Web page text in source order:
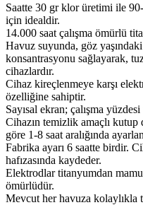
Saatte 30 gr klor üretimi ile
için idealdir.
14.000 saat çalışma ömürlü
Havuz suyunda, göz
konsantrasyonu sağlayarak,
cihazlardır.
Cihaz kireçlenmeye karşı
özelliğine sahiptir.
Sayısal ekran; çalışma
Cihazın temizlik amaçlı
göre 1-8 saat aralığında
Fabrika ayarı 6 saatte birdir.
hafızasında kaydeder.
Elektrodlar titanyumdan
ömürlüdür.
Mevcut her havuza kolaylıkla